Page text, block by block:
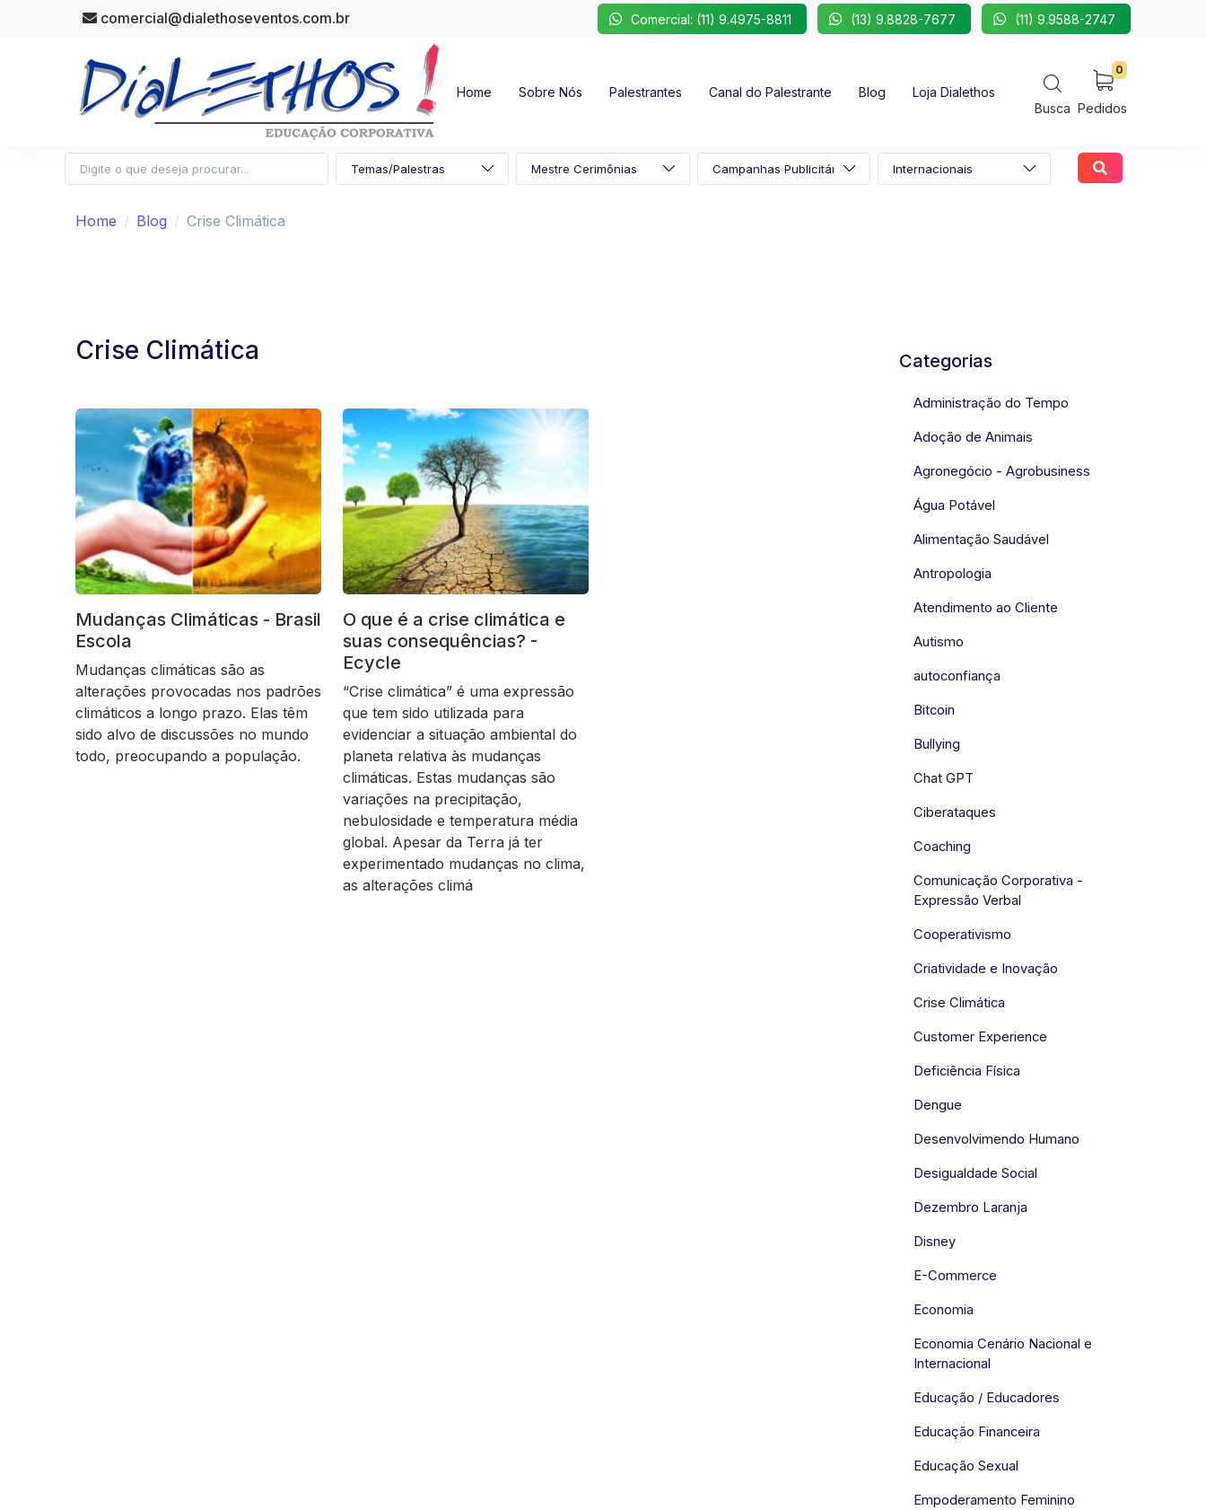
comercial@dialethoseventos.com.br Comercial: (11) 9.4975-8811 (13) 9.8828-7677 (11) 9.9588-2747
Home Sobre Nós Palestrantes Canal do Palestrante Blog
Loja Dialethos
Busca
0
Pedidos
Home Blog Crise Climática
Crise Climática
Mudanças Climáticas - Brasil
Escola
Mudanças climáticas são as
alterações provocadas nos padrões
climáticos a longo prazo. Elas têm
sido alvo de discussões no mundo
todo, preocupando a população.
O que é a crise climática e
suas consequências? -
Ecycle
“Crise climática” é uma expressão
que tem sido utilizada para
evidenciar a situação ambiental do
planeta relativa às mudanças
climáticas. Estas mudanças são
variações na precipitação,
nebulosidade e temperatura média
global. Apesar da Terra já ter
experimentado mudanças no clima,
as alterações climá
Categorias
Administração do Tempo
Adoção de Animais
Agronegócio - Agrobusiness
Água Potável
Alimentação Saudável
Antropologia
Atendimento ao Cliente
Autismo
autoconfiança
Bitcoin
Bullying
Chat GPT
Ciberataques
Coaching
Comunicação Corporativa -
Expressão Verbal
Cooperativismo
Criatividade e Inovação
Crise Climática
Customer Experience
Deficiência Física
Dengue
Desenvolvimendo Humano
Desigualdade Social
Dezembro Laranja
Disney
E-Commerce
Economia
Economia Cenário Nacional e
Internacional
Educação / Educadores
Educação Financeira
Educação Sexual
Empoderamento Feminino